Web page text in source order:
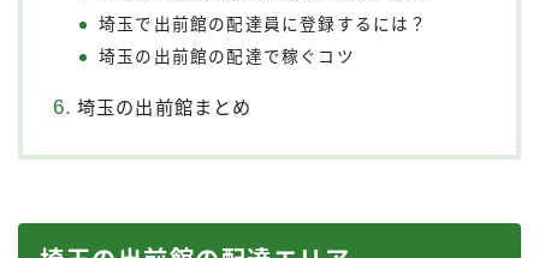
埼玉で出前館の配達員に登録するには？
埼玉の出前館の配達で稼ぐコツ
埼玉の出前館まとめ